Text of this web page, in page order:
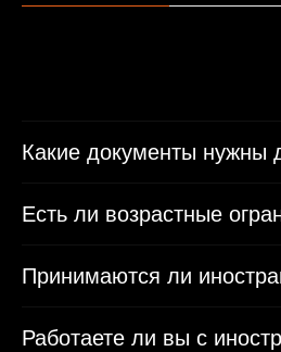
Возраст от 21
Гражданам
Гражданский
Какие документы нужны
Есть ли возрастные
Принимаются ли
Работаете ли вы с